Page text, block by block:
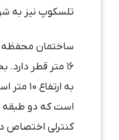
تلسکوپ نیز به
۱۶ متر قطر
به
است که دو طبقه
کنترلی اختصاص